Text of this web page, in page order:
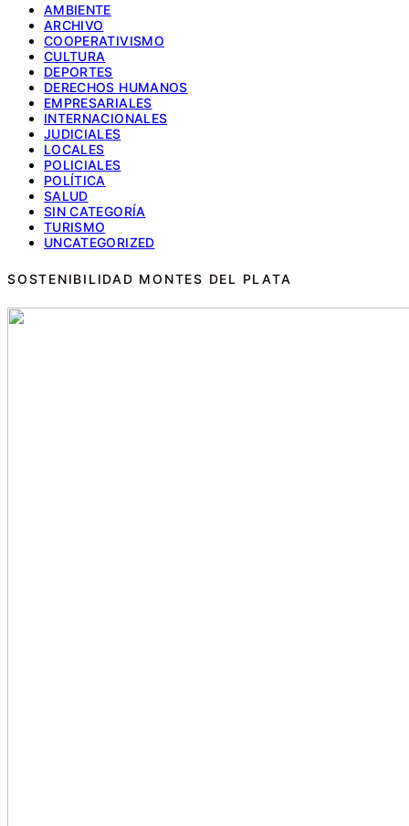
AMBIENTE
ARCHIVO
COOPERATIVISMO
CULTURA
DEPORTES
DERECHOS HUMANOS
EMPRESARIALES
INTERNACIONALES
JUDICIALES
LOCALES
POLICIALES
POLÍTICA
SALUD
SIN CATEGORÍA
TURISMO
UNCATEGORIZED
SOSTENIBILIDAD MONTES DEL PLATA